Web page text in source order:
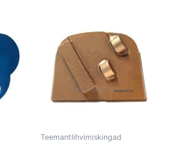
Teemantlihvimiskingad